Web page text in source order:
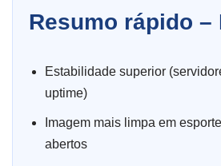
Resumo rápido –
Estabilidade superior
uptime)
Imagem mais limpa em
abertos